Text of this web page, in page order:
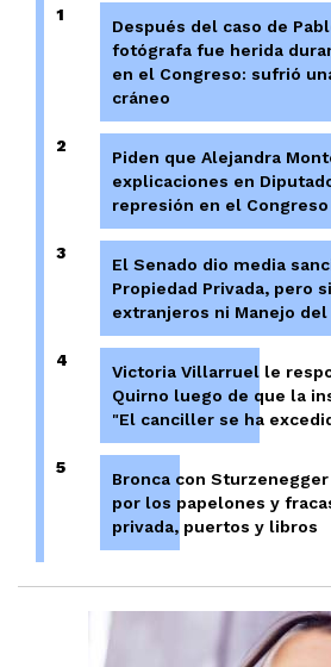
1
Después del caso de
fotógrafa fue herida
en el Congreso: sufrió
cráneo
2
Piden que Alejandra
explicaciones en
represión en el Congreso
3
El Senado dio media
Propiedad Privada, pero
extranjeros ni Manejo del
4
Victoria Villarruel le
Quirno luego de que la
"El canciller se ha
5
Bronca con
por los papelones y
privada, puertos y libros